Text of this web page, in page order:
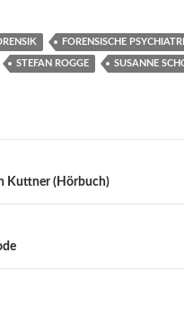
FORENSISCHE
STEFAN ROGGE SUSANNE
Kuttner (Hörbuch)